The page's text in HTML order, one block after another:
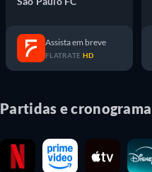
Assista em breve
FLATRATE HD
Partidas e cronograma